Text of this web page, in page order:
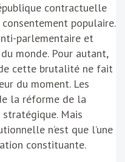
contractuelle
populaire.
parlementaire et
monde. Pour autant,
cette brutalité ne fait
du moment. Les
la réforme de la
Mais
n’est que l’une
constituante.